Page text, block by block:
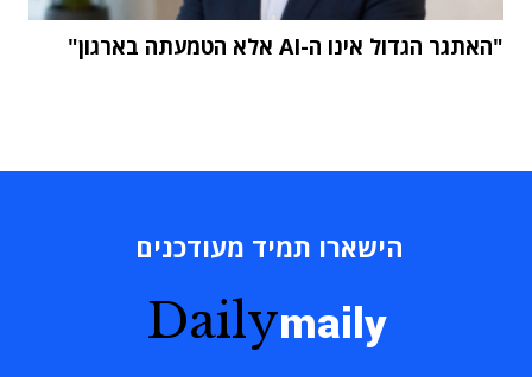
"האתגר הגדול אינו ה-AI אלא הטמעתה בארגון"
הישארו תמיד מעודכנים
Dailymaily